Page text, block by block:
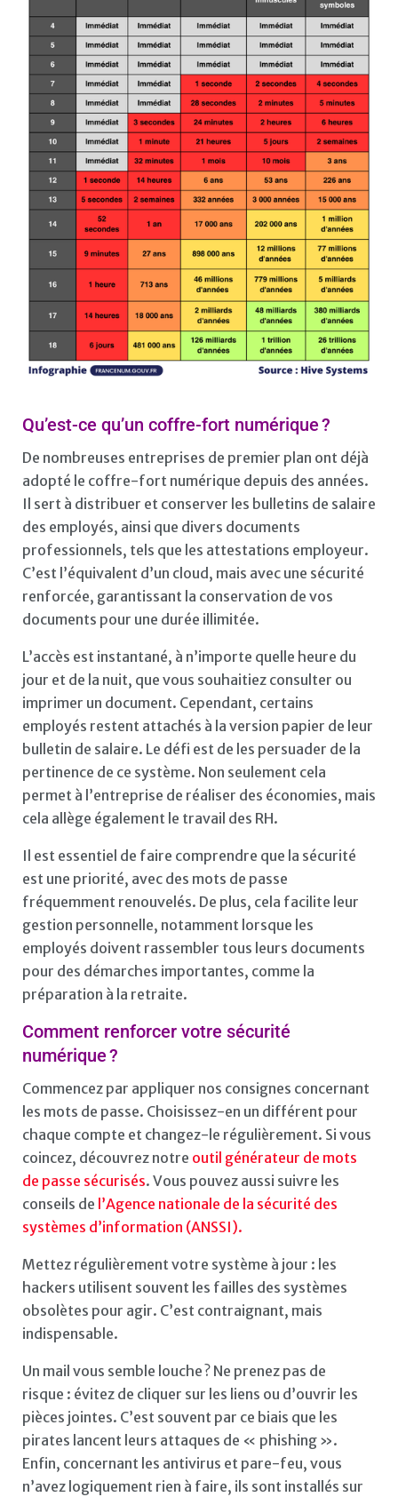
Qu’est-ce qu’un coffre-fort numérique ?
De nombreuses entreprises de premier plan ont déjà
adopté le coffre-fort numérique depuis des années.
Il sert à distribuer et conserver les bulletins de salaire
des employés, ainsi que divers documents
professionnels, tels que les attestations employeur.
C’est l’équivalent d’un cloud, mais avec une sécurité
renforcée, garantissant la conservation de vos
documents pour une durée illimitée.
L’accès est instantané, à n’importe quelle heure du
jour et de la nuit, que vous souhaitiez consulter ou
imprimer un document. Cependant, certains
employés restent attachés à la version papier de leur
bulletin de salaire. Le défi est de les persuader de la
pertinence de ce système. Non seulement cela
permet à l’entreprise de réaliser des économies, mais
cela allège également le travail des RH.
Il est essentiel de faire comprendre que la sécurité
est une priorité, avec des mots de passe
fréquemment renouvelés. De plus, cela facilite leur
gestion personnelle, notamment lorsque les
employés doivent rassembler tous leurs documents
pour des démarches importantes, comme la
préparation à la retraite.
Comment renforcer votre sécurité
numérique ?
Commencez par appliquer nos consignes concernant
les mots de passe. Choisissez-en un différent pour
chaque compte et changez-le régulièrement. Si vous
coincez, découvrez notre outil générateur de mots
de passe sécurisés. Vous pouvez aussi suivre les
conseils de l’Agence nationale de la sécurité des
systèmes d’information (ANSSI).
Mettez régulièrement votre système à jour : les
hackers utilisent souvent les failles des systèmes
obsolètes pour agir. C’est contraignant, mais
indispensable.
Un mail vous semble louche ? Ne prenez pas de
risque : évitez de cliquer sur les liens ou d’ouvrir les
pièces jointes. C’est souvent par ce biais que les
pirates lancent leurs attaques de « phishing ».
Enfin, concernant les antivirus et pare-feu, vous
n’avez logiquement rien à faire, ils sont installés sur